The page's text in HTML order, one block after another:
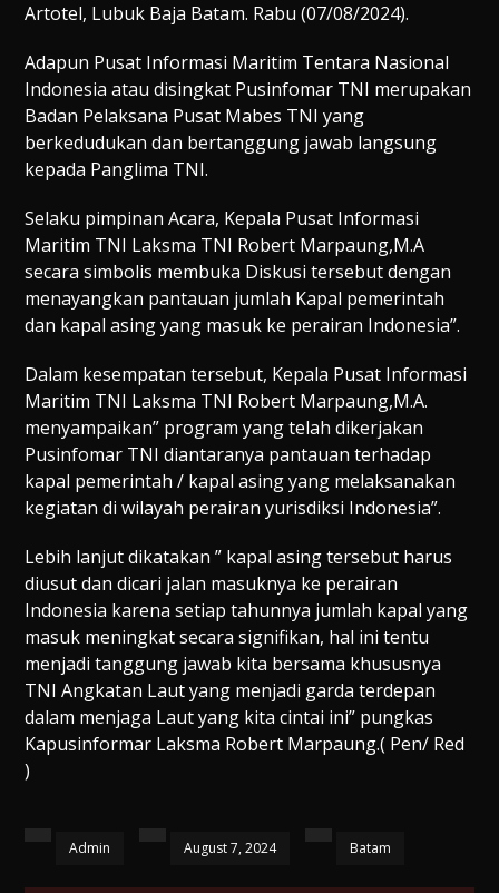
Artotel, Lubuk Baja Batam. Rabu (07/08/2024).
Adapun Pusat Informasi Maritim Tentara Nasional
Indonesia atau disingkat Pusinfomar TNI merupakan
Badan Pelaksana Pusat Mabes TNI yang
berkedudukan dan bertanggung jawab langsung
kepada Panglima TNI.
Selaku pimpinan Acara, Kepala Pusat Informasi
Maritim TNI Laksma TNI Robert Marpaung,M.A
secara simbolis membuka Diskusi tersebut dengan
menayangkan pantauan jumlah Kapal pemerintah
dan kapal asing yang masuk ke perairan Indonesia”.
Dalam kesempatan tersebut, Kepala Pusat Informasi
Maritim TNI Laksma TNI Robert Marpaung,M.A.
menyampaikan” program yang telah dikerjakan
Pusinfomar TNI diantaranya pantauan terhadap
kapal pemerintah / kapal asing yang melaksanakan
kegiatan di wilayah perairan yurisdiksi Indonesia”.
Lebih lanjut dikatakan ” kapal asing tersebut harus
diusut dan dicari jalan masuknya ke perairan
Indonesia karena setiap tahunnya jumlah kapal yang
masuk meningkat secara signifikan, hal ini tentu
menjadi tanggung jawab kita bersama khususnya
TNI Angkatan Laut yang menjadi garda terdepan
dalam menjaga Laut yang kita cintai ini” pungkas
Kapusinformar Laksma Robert Marpaung.( Pen/ Red
)
Admin August 7, 2024 Batam